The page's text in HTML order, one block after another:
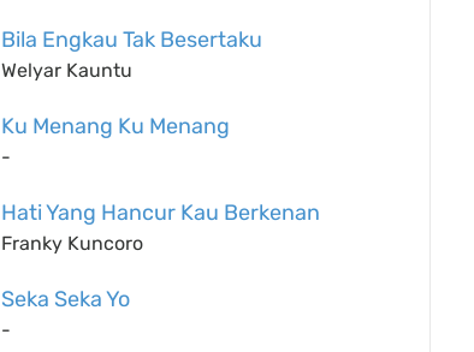
Bila Engkau Tak Besertaku
Welyar Kauntu
Ku Menang Ku Menang
-
Hati Yang Hancur Kau Berkenan
Franky Kuncoro
Seka Seka Yo
-